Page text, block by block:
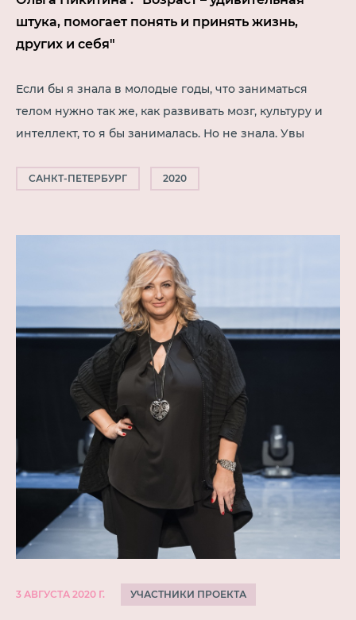
штука, помогает понять и принять жизнь,
других и себя"
Если бы я знала в молодые годы, что заниматься
телом нужно так же, как развивать мозг, культуру и
интеллект, то я бы занималась. Но не знала. Увы
САНКТ-ПЕТЕРБУРГ 2020
3 АВГУСТА 2020 Г. УЧАСТНИКИ ПРОЕКТА